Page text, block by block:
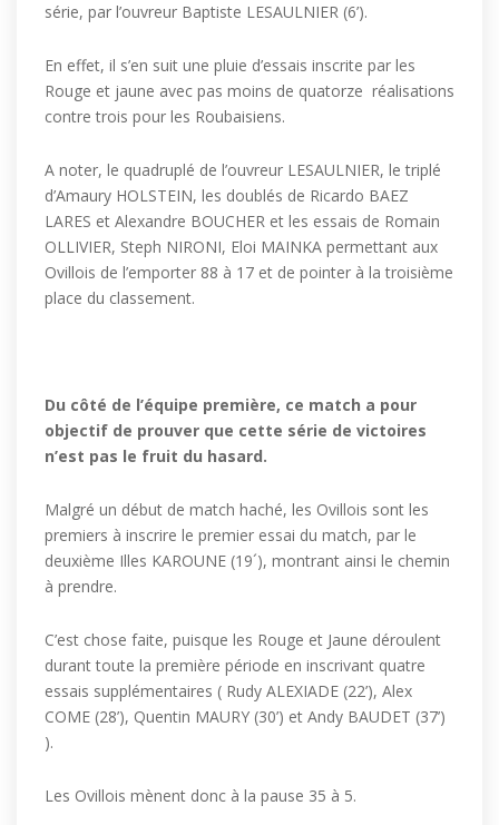
série, par l’ouvreur Baptiste LESAULNIER (6’).
En effet, il s’en suit une pluie d’essais inscrite par les
Rouge et jaune avec pas moins de quatorze réalisations
contre trois pour les Roubaisiens.
A noter, le quadruplé de l’ouvreur LESAULNIER, le triplé
d’Amaury HOLSTEIN, les doublés de Ricardo BAEZ
LARES et Alexandre BOUCHER et les essais de Romain
OLLIVIER, Steph NIRONI, Eloi MAINKA permettant aux
Ovillois de l’emporter 88 à 17 et de pointer à la troisième
place du classement.
Du côté de l’équipe première, ce match a pour
objectif de prouver que cette série de victoires
n’est pas le fruit du hasard.
Malgré un début de match haché, les Ovillois sont les
premiers à inscrire le premier essai du match, par le
deuxième Illes KAROUNE (19´), montrant ainsi le chemin
à prendre.
C’est chose faite, puisque les Rouge et Jaune déroulent
durant toute la première période en inscrivant quatre
essais supplémentaires ( Rudy ALEXIADE (22’), Alex
COME (28’), Quentin MAURY (30’) et Andy BAUDET (37’)
).
Les Ovillois mènent donc à la pause 35 à 5.